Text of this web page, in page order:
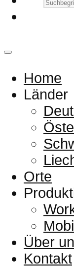
Home
Länder
Orte
Über
Kontakt